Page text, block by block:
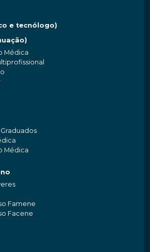
e tecnólogo)
Médica
Médica
Famene
Facene